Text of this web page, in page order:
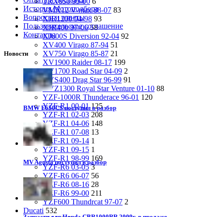
VMX12 V-max 88-07 83
XJR1200 94-98 93
XJR400 97-06 58
XJ600S Diversion 92-04 92
XV400 Virago 87-94 51
XV750 Virago 85-87 21
XV1900 Raider 08-17 199
XV1700 Road Star 04-09 2
XVS400 Drag Star 96-99 91
XVZ1300 Royal Star Venture 01-10 88
YZF-1000R Thunderace 96-01 120
YZF-R1 00-01 125
YZF-R1 02-03 208
YZF-R1 04-06 148
YZF-R1 07-08 13
YZF-R1 09-14 1
YZF-R1 09-15 1
YZF-R1 98-99 169
YZF-R6 03-05 3
YZF-R6 06-07 56
YZF-R6 08-16 28
YZF-R6 99-00 211
YZF600 Thundrcat 97-07 2
Ducati 532
История Мотоподбора
Вопросы и ответы
Пользовательское соглашение
Контакты
Новости
BMW F650CS поступил в разбор
MV Agusta поступил в разбор